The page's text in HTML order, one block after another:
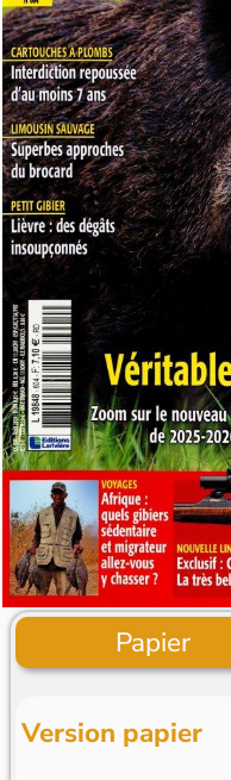
Papier
Version papier